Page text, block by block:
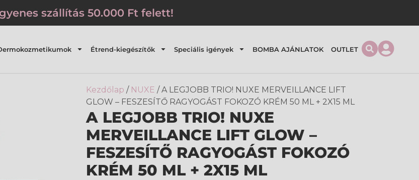
szállítás 50.000 Ft felett!
Étrend-kiegészítők Speciális igények BOMBA AJÁNLATOK OUTLET
Kezdőlap / NUXE / A LEGJOBB TRIO! NUXE MERVEILLANCE LIFT
GLOW – FESZESÍTŐ RAGYOGÁST FOKOZÓ KRÉM 50 ML + 2X15 ML
A LEGJOBB TRIO! NUXE
MERVEILLANCE LIFT GLOW –
FESZESÍTŐ RAGYOGÁST FOKOZÓ
KRÉM 50 ML + 2X15 ML